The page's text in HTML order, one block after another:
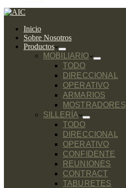
Inicio
Sobre Nosotros
Productos
MOBILIARIO
TODO
DIRECCIONAL
OPERATIVO
ARMARIOS
MOSTRADORES
SILLERÍA
TODO
DIRECCIONAL
OPERATIVO
CONFIDENTE
REUNIONES
CONTRACT
TABURETES